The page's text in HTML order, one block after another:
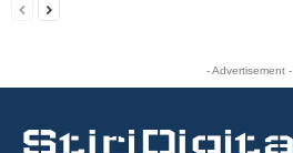
- Advertisement -